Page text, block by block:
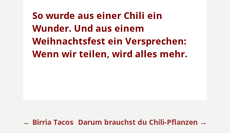
So wurde aus einer Chili ein
Wunder. Und aus einem
Weihnachtsfest ein Versprechen:
Wenn wir teilen, wird alles mehr.
← Birria Tacos Darum brauchst du Chili-Pflanzen →